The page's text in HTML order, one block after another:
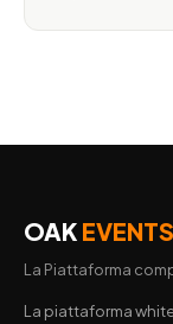
OAK EVENTS
La Piattaforma
La piattaforma